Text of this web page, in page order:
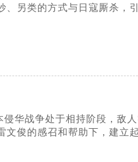
、另类的方式与日寇厮杀，
侵华战争处于相持阶段，敌
文俊的感召和帮助下，建立